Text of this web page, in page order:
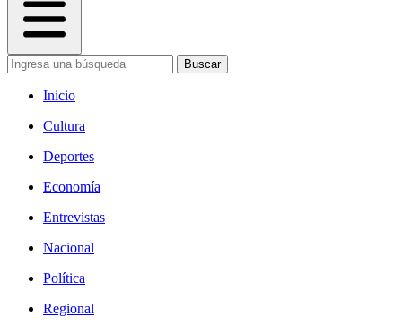
Buscar
Inicio
Cultura
Deportes
Economía
Entrevistas
Nacional
Política
Regional